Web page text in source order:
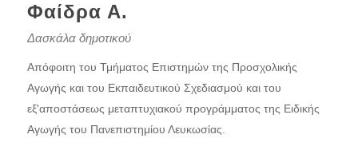
Φαίδρα Α.
Δασκάλα δημοτικού
Απόφοιτη του Τμήματος Επιστημών της Προσχολικής
Αγωγής και του Εκπαιδευτικού Σχεδιασμού και του
εξ'αποστάσεως μεταπτυχιακού προγράμματος της Ειδικής
Αγωγής του Πανεπιστημίου Λευκωσίας.